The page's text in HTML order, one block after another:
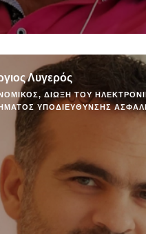
Λυγερός
ΔΊΩΞΗ ΤΟΥ
ΥΠΟΔΙΕΎΘΥΝΣΗΣ